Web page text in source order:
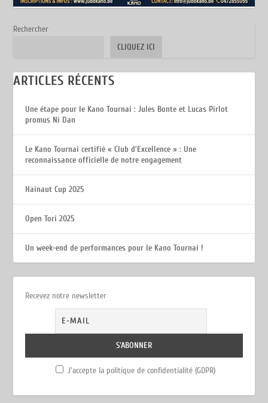
Rechercher
CLIQUEZ ICI
ARTICLES RÉCENTS
Une étape pour le Kano Tournai : Jules Bonte et Lucas Pirlot
promus Ni Dan
Le Kano Tournai certifié « Club d’Excellence » : Une
reconnaissance officielle de notre engagement
Hainaut Cup 2025
Open Tori 2025
Un week-end de performances pour le Kano Tournai !
Recevez notre newsletter
J'accepte la politique de confidentialité (GDPR)